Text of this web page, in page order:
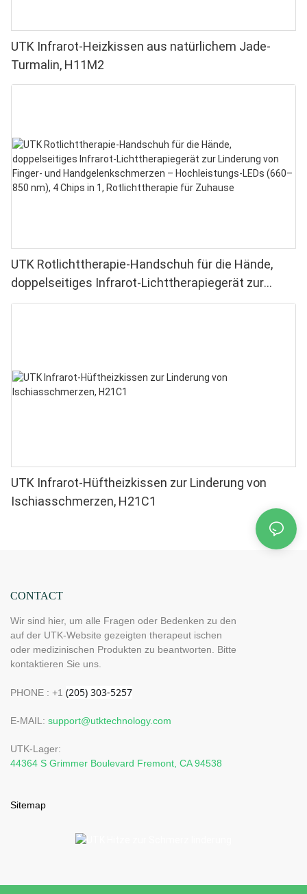
UTK Infrarot-Heizkissen aus natürlichem Jade-
Turmalin, H11M2
UTK Rotlichttherapie-Handschuh für die Hände,
doppelseitiges Infrarot-Lichttherapiegerät zur
Linderung von Finger- und Handgelenkschmerzen –
UTK Infrarot-Hüftheizkissen zur Linderung von
Ischiasschmerzen, H21C1
CONTACT
Wir sind hier, um alle Fragen oder Bedenken zu den
auf der UTK-Website gezeigten therapeut ischen
oder medizinischen Produkten zu beantworten. Bitte
kontaktieren Sie uns.
PHONE : +1
E-MAIL: support@utktechnology.com
UTK-Lager:
44364 S Grimmer Boulevard Fremont, CA 94538
Sitemap